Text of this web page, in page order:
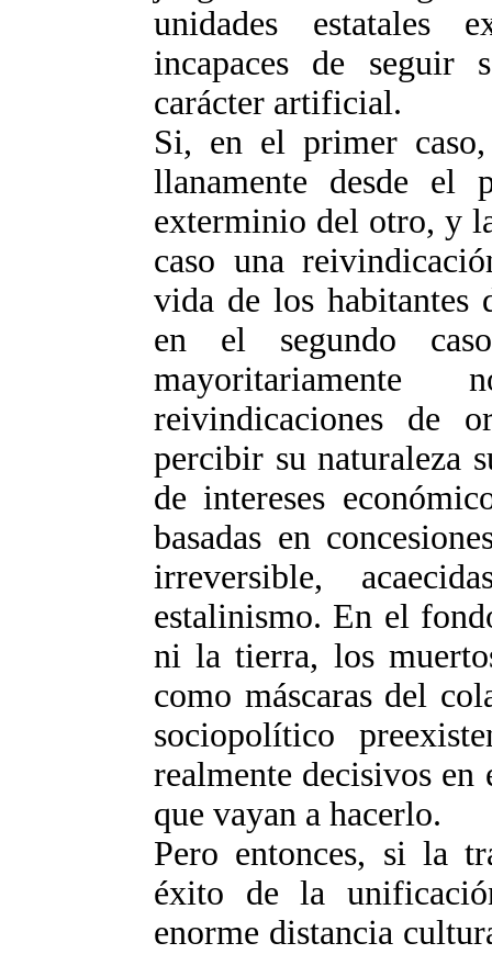
unidades estatales
incapaces de seguir
carácter artificial.
Si, en el primer
llanamente desde el
exterminio del otro, y
caso una
vida de los
en el segundo
reivindicaciones de
percibir su naturaleza
de intereses
basadas en
irreversible,
estalinismo. En el
ni la tierra, los
como máscaras del
sociopolítico
realmente decisivos en
que vayan a hacerlo.
Pero entonces, si la
éxito de la
enorme distancia